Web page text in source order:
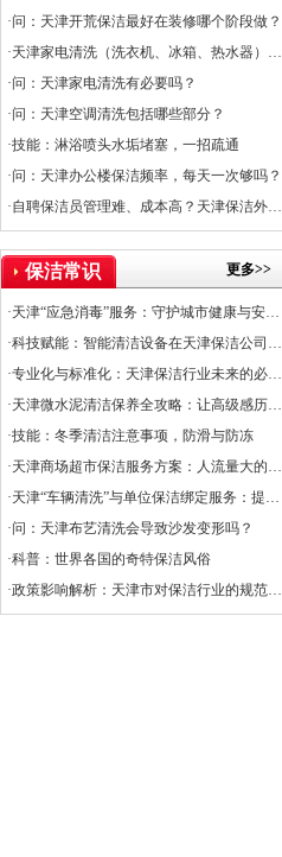
·问：天津开荒保洁最好在装修哪个阶段做？
·天津家电清洗（洗衣机、冰箱、热水器）服务上线
·问：天津家电清洗有必要吗？
·问：天津空调清洗包括哪些部分？
·技能：淋浴喷头水垢堵塞，一招疏通
·问：天津办公楼保洁频率，每天一次够吗？
·自聘保洁员管理难、成本高？天津保洁外包是出路
保洁常识 更多>>
·天津“应急消毒”服务：守护城市健康与安全的关键防线
·科技赋能：智能清洁设备在天津保洁公司的应用普及率
·专业化与标准化：天津保洁行业未来的必经之路
·天津微水泥清洁保养全攻略：让高级感历久弥新
·技能：冬季清洁注意事项，防滑与防冻
·天津商场超市保洁服务方案：人流量大的清洁挑战
·天津“车辆清洗”与单位保洁绑定服务：提升企业形象与效率的创新选择
·问：天津布艺清洗会导致沙发变形吗？
·科普：世界各国的奇特保洁风俗
·政策影响解析：天津市对保洁行业的规范与扶持